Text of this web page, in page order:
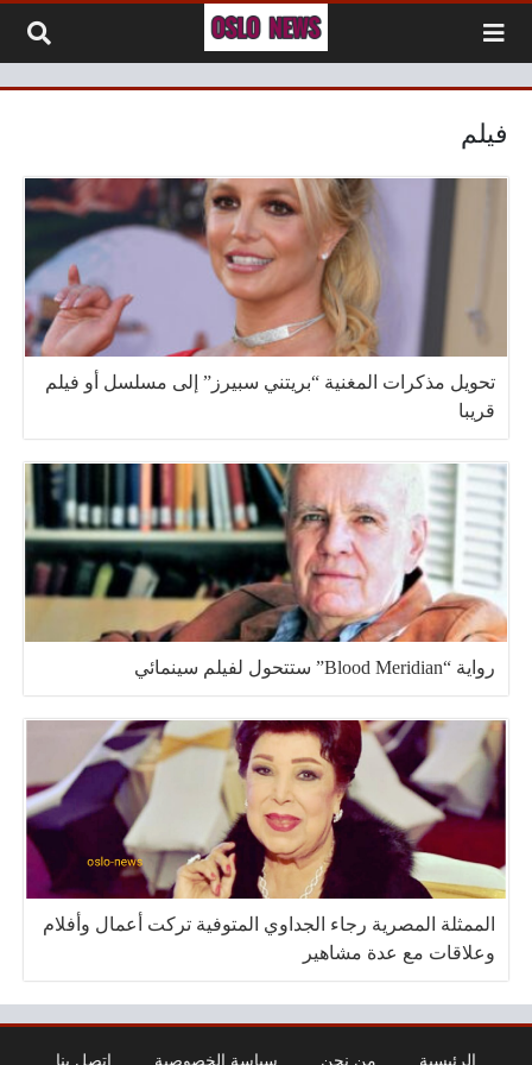
فيلم
تحويل مذكرات المغنية “بريتني سبيرز” إلى مسلسل أو فيلم
قريبا
رواية “Blood Meridian” ستتحول لفيلم سينمائي
الممثلة المصرية رجاء الجداوي المتوفية تركت أعمال وأفلام
وعلاقات مع عدة مشاهير
الرئيسية من نحن سياسة الخصوصية اتصل بنا